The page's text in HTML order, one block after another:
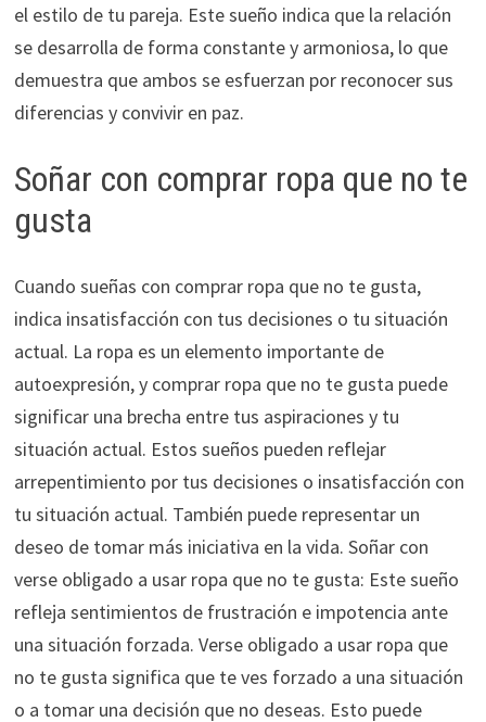
el estilo de tu pareja. Este sueño indica que la relación
se desarrolla de forma constante y armoniosa, lo que
demuestra que ambos se esfuerzan por reconocer sus
diferencias y convivir en paz.
Soñar con comprar ropa que no te
gusta
Cuando sueñas con comprar ropa que no te gusta,
indica insatisfacción con tus decisiones o tu situación
actual. La ropa es un elemento importante de
autoexpresión, y comprar ropa que no te gusta puede
significar una brecha entre tus aspiraciones y tu
situación actual. Estos sueños pueden reflejar
arrepentimiento por tus decisiones o insatisfacción con
tu situación actual. También puede representar un
deseo de tomar más iniciativa en la vida. Soñar con
verse obligado a usar ropa que no te gusta: Este sueño
refleja sentimientos de frustración e impotencia ante
una situación forzada. Verse obligado a usar ropa que
no te gusta significa que te ves forzado a una situación
o a tomar una decisión que no deseas. Esto puede